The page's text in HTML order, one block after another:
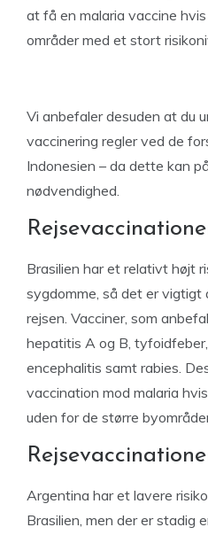
at få en malaria vaccine
områder med et stort
Vi anbefaler desuden at du
vaccinering regler ved de
Indonesien – da dette kan
nødvendighed.
Brasilien har et relativt højt
sygdomme, så det er vigtigt
rejsen. Vacciner, som
hepatitis A og B,
encephalitis samt rabies.
vaccination mod malaria
uden for de større
Argentina har et lavere
Brasilien, men der er stadig